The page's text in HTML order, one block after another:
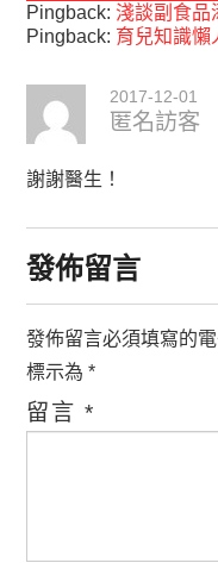
Pingback: 淺談副食品
Pingback: 育兒知識懶
2017-12-01
匿名訪客
謝謝醫生！
發佈留言
發佈留言必須填寫的
標示為*
留言*